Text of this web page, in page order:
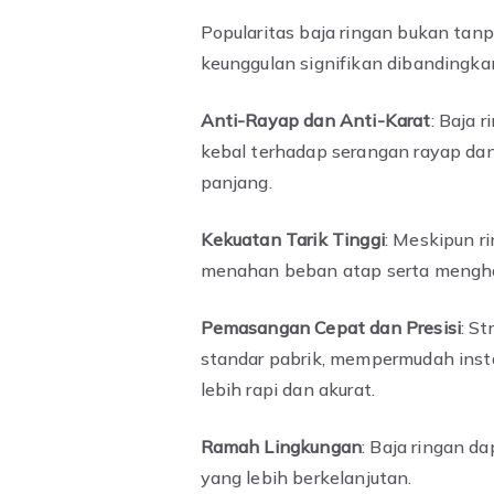
Popularitas baja ringan bukan
keunggulan signifikan
Anti-Rayap dan Anti-Karat: Baja
kebal terhadap serangan rayap
panjang.
Kekuatan Tarik Tinggi: Meskipun
menahan beban atap serta
Pemasangan Cepat dan Presisi:
standar pabrik, mempermudah
lebih rapi dan akurat.
Ramah Lingkungan: Baja ringan
yang lebih berkelanjutan.